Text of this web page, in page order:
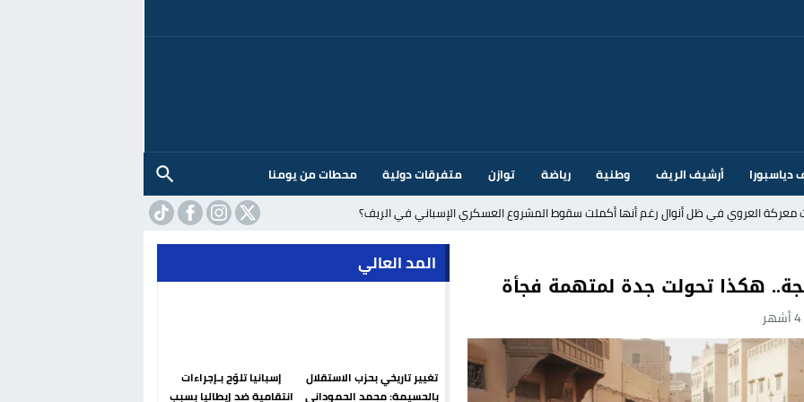
دياسبورا أرشيف الريف وطنية رياضة توازن متفرقات دولية
محطات من يومنا
معركة العروي في ظل أنوال رغم أنها أكملت سقوط المشروع العسكري الإسباني في الريف؟
بسبب الضوابط الحدودية في فضاء شنغن
سبتة وتخوفات من دعوات جديدة للعبور
أم تحت ضغط إسباني؟ عودة مايوركا تفتح أسئلة ثقيلة
الأندية الإسبانية في الميركاتو الصيفي
هكذا تحولت جدة لمتهمة فجأة
المد العالي
تغيير تاريخي بحزب الاستقلال
بالحسيمة: محمد الحموداني
إسبانيا تلوّح بـإجراءات
انتقامية ضد إيطاليا بسبب